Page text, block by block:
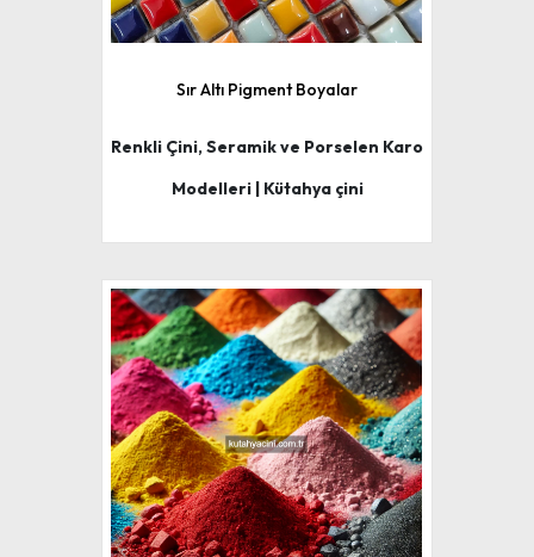
Sır Altı Pigment Boyalar
Renkli Çini, Seramik ve Porselen Karo
Modelleri | Kütahya çini